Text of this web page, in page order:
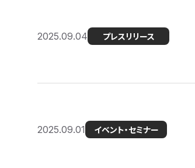
2025.09.04 プレスリリース
2025.09.01 イベント・セミナー